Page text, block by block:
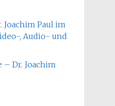
Joachim Paul im
, Audio- und
– Dr. Joachim